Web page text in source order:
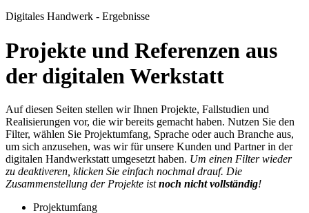
Digitales Handwerk - Ergebnisse
Projekte und Referenzen aus
der digitalen Werkstatt
Auf diesen Seiten stellen wir Ihnen Projekte, Fallstudien und
Realisierungen vor, die wir bereits gemacht haben. Nutzen Sie den
Filter, wählen Sie Projektumfang, Sprache oder auch Branche aus,
um sich anzusehen, was wir für unsere Kunden und Partner in der
digitalen Handwerkstatt umgesetzt haben. Um einen Filter wieder
zu deaktiveren, klicken Sie einfach nochmal drauf. Die
Zusammenstellung der Projekte istnoch nicht vollständig!
Projektumfang